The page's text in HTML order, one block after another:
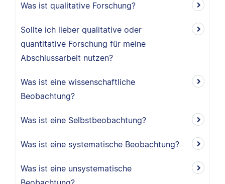
Was ist qualitative Forschung?
Sollte ich lieber qualitative oder
quantitative Forschung für meine
Abschlussarbeit nutzen?
Was ist eine wissenschaftliche
Beobachtung?
Was ist eine Selbstbeobachtung?
Was ist eine systematische Beobachtung?
Was ist eine unsystematische